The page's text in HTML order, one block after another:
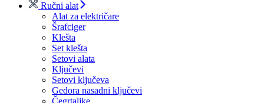
Ručni alat
Alat za električare
Šrafciger
Klešta
Set klešta
Setovi alata
Ključevi
Setovi ključeva
Gedora nasadni ključevi
Čegrtaljke